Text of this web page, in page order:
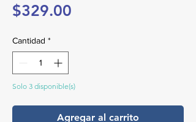
$329.00
Cantidad *
Solo 3 disponible(s)
Agregar al carrito